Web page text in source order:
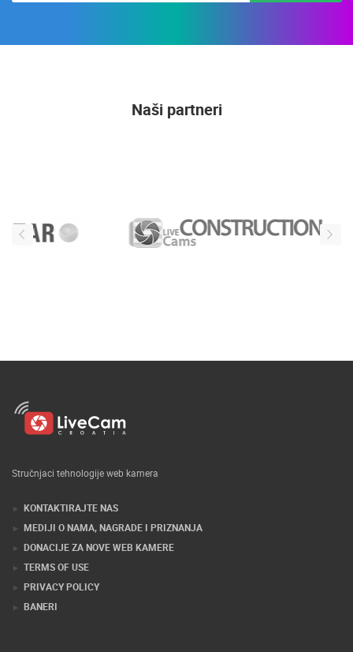
Naši partneri
Stručnjaci tehnologije web kamera
KONTAKTIRAJTE NAS
MEDIJI O NAMA, NAGRADE I PRIZNANJA
DONACIJE ZA NOVE WEB KAMERE
TERMS OF USE
PRIVACY POLICY
BANERI